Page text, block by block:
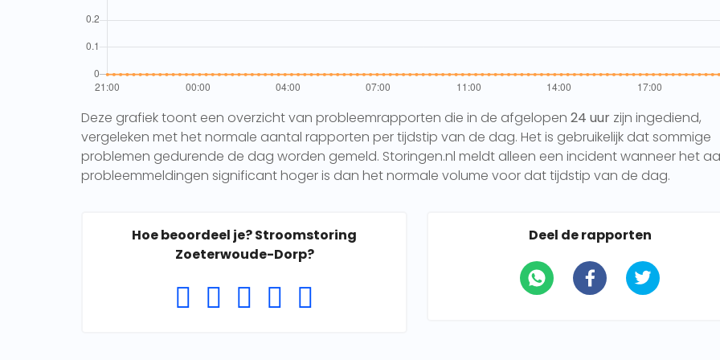
Deze grafiek toont een overzicht van probleemrapporten die in de afgelopen 24 uur zijn ingediend,
vergeleken met het normale aantal rapporten per tijdstip van de dag. Het is gebruikelijk dat sommige
problemen gedurende de dag worden gemeld. Storingen.nl meldt alleen een incident wanneer het
probleemmeldingen significant hoger is dan het normale volume voor dat tijdstip van de dag.
Hoe beoordeel je? Stroomstoring
Zoeterwoude-Dorp?
Deel de rapporten